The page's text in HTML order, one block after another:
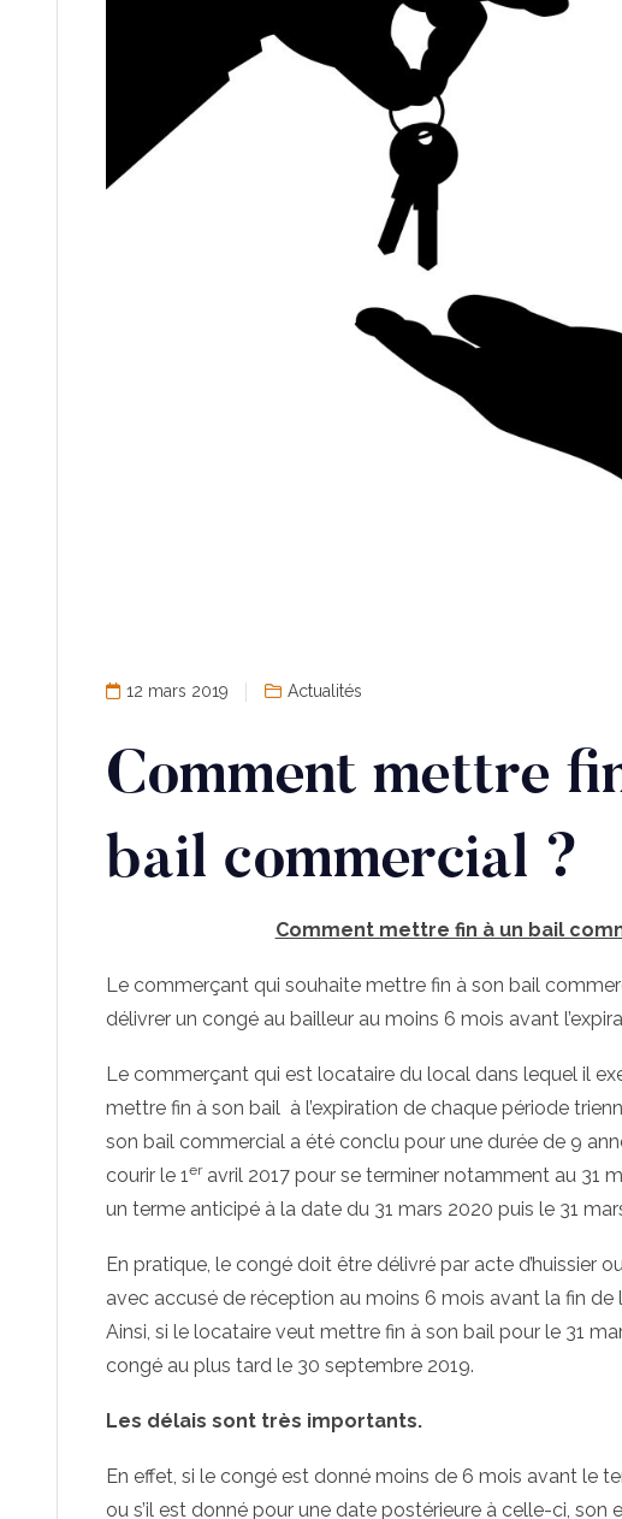
12 mars 2019 Actualités
Comment mettre
bail commercial ?
Comment mettre fin à un bail
Le commerçant qui souhaite mettre fin à son bail
délivrer un congé au bailleur au moins 6 mois avant
Le commerçant qui est locataire du local dans lequel il
mettre fin à son bail à l’expiration de chaque période
son bail commercial a été conclu pour une durée de 9
courir le 1eravril 2017 pour se terminer notamment au 31
un terme anticipé à la date du 31 mars 2020 puis le 31
En pratique, le congé doit être délivré par acte d’huissier
avec accusé de réception au moins 6 mois avant la fin de
Ainsi, si le locataire veut mettre fin à son bail pour le 31
congé au plus tard le 30 septembre 2019.
Les délais sont très importants.
En effet, si le congé est donné moins de 6 mois avant le
ou s’il est donné pour une date postérieure à celle-ci, son